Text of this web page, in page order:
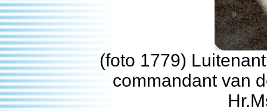
(foto 1779)
commandant van